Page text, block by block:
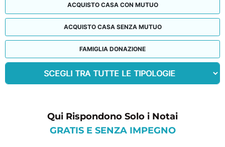
ACQUISTO CASA CON MUTUO
ACQUISTO CASA SENZA MUTUO
FAMIGLIA DONAZIONE
Qui Rispondono Solo i Notai
GRATIS E SENZA IMPEGNO